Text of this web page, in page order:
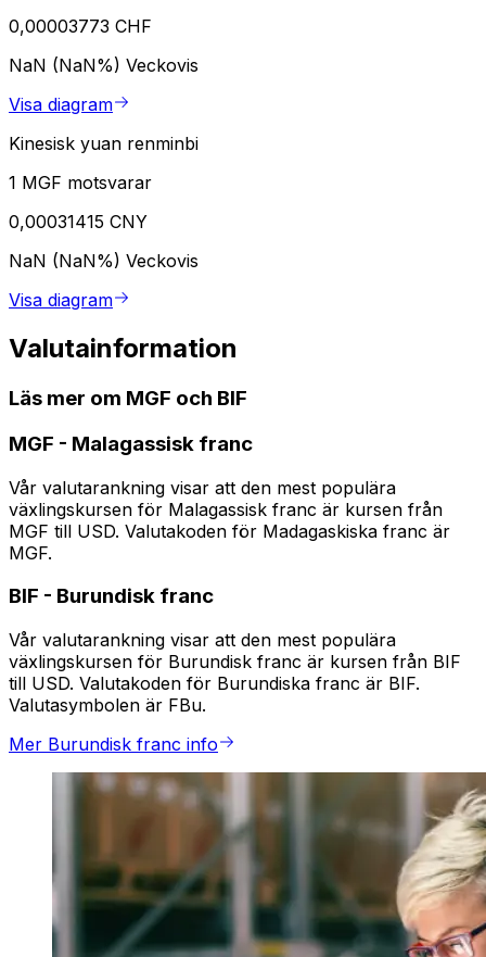
0,00003773 CHF
NaN (NaN%) Veckovis
Visa diagram
Kinesisk yuan renminbi
1 MGF motsvarar
0,00031415 CNY
NaN (NaN%) Veckovis
Visa diagram
Valutainformation
Läs mer om MGF och BIF
MGF - Malagassisk franc
Vår valutarankning visar att den mest populära
växlingskursen för Malagassisk franc är kursen från
MGF till USD. Valutakoden för Madagaskiska franc är
MGF.
BIF - Burundisk franc
Vår valutarankning visar att den mest populära
växlingskursen för Burundisk franc är kursen från BIF
till USD. Valutakoden för Burundiska franc är BIF.
Valutasymbolen är FBu.
Mer Burundisk franc info